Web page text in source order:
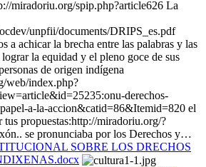
miradoriu.org/spip.php?article626 La
unpfii/documents/DRIPS_es.pdf
a achicar la brecha entre las palabras y las
la equidad y el pleno goce de sus
de origen indígena
web/index.php?
derechos-
a-la-accion&catid=86&Itemid=820 el
propuestas:http://miradoriu.org/?
se pronunciaba por los Derechos y…
SOBRE LOS DRECHOS